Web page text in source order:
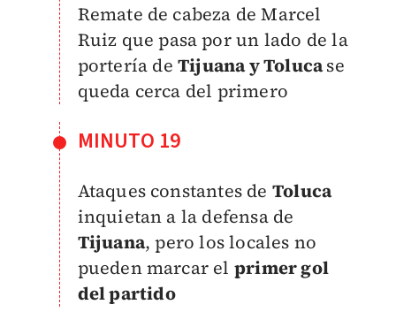
Remate de cabeza de Marcel
Ruiz que pasa por un lado de la
portería de Tijuana y Tolucase
queda cerca del primero
MINUTO 19
Ataques constantes de Toluca
inquietan a la defensa de
Tijuana, pero los locales no
pueden marcar el primer gol
del partido